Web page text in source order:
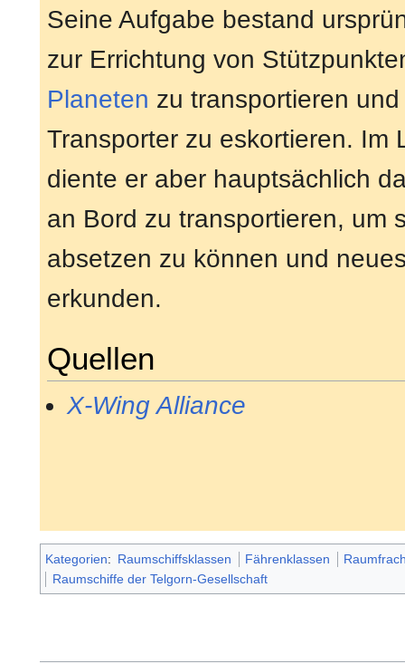
Seine Aufgabe bestand
zur Errichtung von
Planeten zu transportieren
Transporter zu eskortieren. Im
diente er aber hauptsächlich
an Bord zu transportieren, um
absetzen zu können und
erkunden.
Quellen
X-Wing Alliance
Kategorien: Raumschiffsklassen Fährenklassen
Raumschiffe der Telgorn-Gesellschaft